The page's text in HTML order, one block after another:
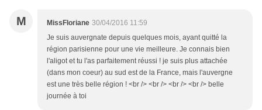
M MissFloriane 30/04/2016 11:59
Je suis auvergnate depuis quelques mois, ayant quitté la
région parisienne pour une vie meilleure. Je connais bien
l'aligot et tu l'as parfaitement réussi ! je suis plus attachée
(dans mon coeur) au sud est de la France, mais l'auvergne
est une très belle région ! <br /> <br /> <br /> <br /> belle
journée à toi